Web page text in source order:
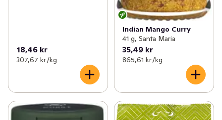
18,46 kr
307,67 kr /kg
Indian Mango Curry
41 g, Santa Maria
35,49 kr
865,61 kr /kg